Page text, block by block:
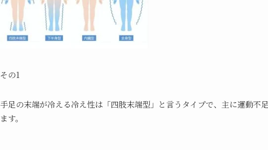
その1
手足の末端が冷える冷え性は「四肢末端型」と言うタイプで、主に運動不
ます。